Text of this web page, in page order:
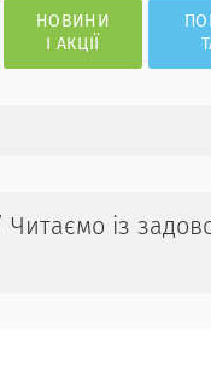
НОВИНИ
І АКЦІЇ
Читаємо із